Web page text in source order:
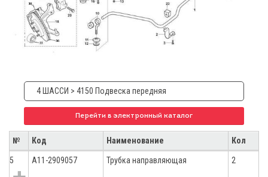
4 ШАССИ > 4150 Подвеска передняя
Перейти в электронный каталог
№ Код Наименование Кол
5 A11-2909057 Трубка направляющая 2